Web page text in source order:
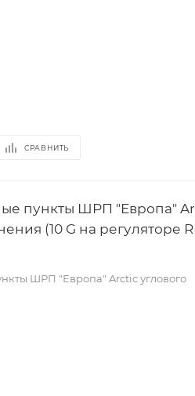
СРАВНИТЬ
пункты ШРП "Европа"
(10 G на регуляторе
ШРП "Европа" Arctic углового